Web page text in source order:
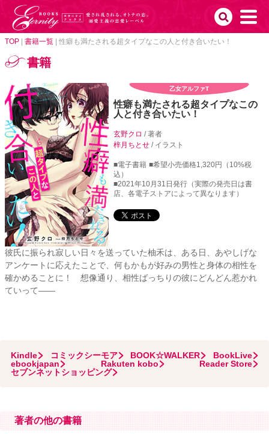
TOP 書籍一覧 性癖も満たされる超タイプなこの人と付き合いたい！
書籍
乙女アルファT
性癖も満たされる超タイプなこの
人と付き合いたい！
玄野クロ/ 著者
梓月ちとせ / イラスト
■電子書籍 ■希望小売価格1,320円（10%税
込）
■2021年10月31日発行（実際の発売日は書
店、各電子ストアによって異なります）
彼氏に振られ寂しい日々を送っていた柚禾は、ある日、あやしげな
アンケートに応えたことで、何もかもが好みの男性と身体の相性を
確かめることに！ 想像通り、相性ばっちりの彼にどんどん惹かれ
ていって――
Kindle コミックシーモア BOOK☆WALKER
BookLive
ebookjapan
Rakuten kobo
Reader Store
セブンネットショッピング
著者の他の書籍